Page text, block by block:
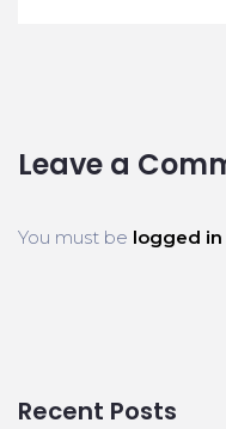
Leave a
You must be logged in
Recent Posts